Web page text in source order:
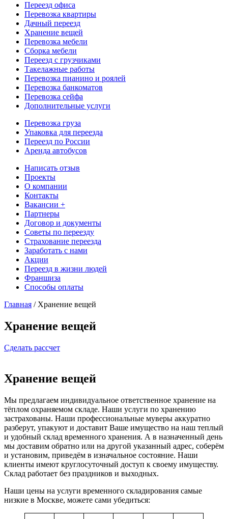
Переезд офиса
Перевозка квартиры
Дачный переезд
Хранение вещей
Перевозка мебели
Сборка мебели
Переезд с грузчиками
Такелажные работы
Перевозка пианино и роялей
Перевозка банкоматов
Перевозка сейфа
Дополнительные услуги
Перевозка груза
Упаковка для переезда
Переезд по России
Аренда автобусов
Написать отзыв
Проекты
О компании
Контакты
Вакансии +
Партнеры
Договор и документы
Советы по переезду
Страхование переезда
Заработать с нами
Акции
Переезд в жизни людей
Франшиза
Способы оплаты
Главная / Хранение вещей
Хранение вещей
Сделать рассчет
Хранение вещей
Мы предлагаем индивидуальное ответственное хранение на
тёплом охраняемом складе. Наши услуги по хранению
застрахованы. Наши профессиональные муверы аккуратно
разберут, упакуют и доставит Ваше имущество на наш теплый
и удобный склад временного хранения. А в назначенный день
мы доставим обратно или на другой указанный адрес, соберём
и установим, приведём в изначальное состояние. Наши
клиенты имеют круглосуточный доступ к своему имуществу.
Склад работает без праздников и выходных.
Наши цены на услуги временного складирования самые
низкие в Москве, можете сами убедиться: